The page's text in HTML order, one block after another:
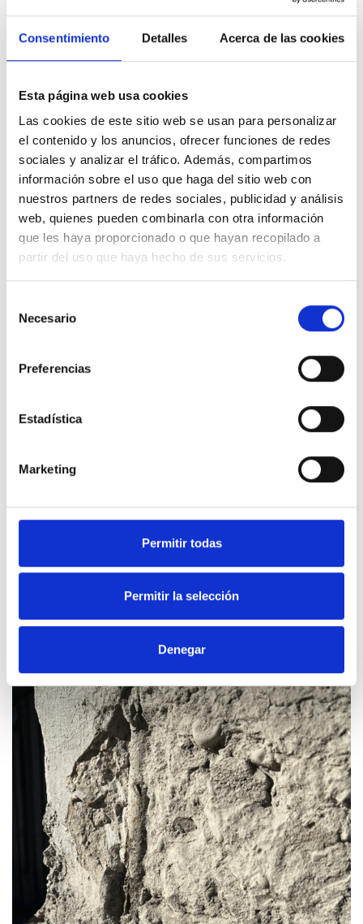
Consentimiento Detalles Acerca de las cookies
Esta página web usa cookies
Las cookies de este sitio web se usan para personalizar
el contenido y los anuncios, ofrecer funciones de redes
sociales y analizar el tráfico. Además, compartimos
información sobre el uso que haga del sitio web con
nuestros partners de redes sociales, publicidad y análisis
web, quienes pueden combinarla con otra información
que les haya proporcionado o que hayan recopilado a
partir del uso que haya hecho de sus servicios.
Necesario
Preferencias
Estadística
Marketing
Permitir todas
Permitir la selección
Denegar